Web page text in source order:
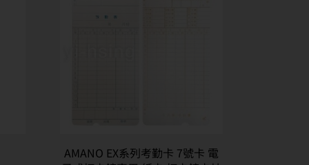
AMANO EX系列考勤卡 7號卡 電